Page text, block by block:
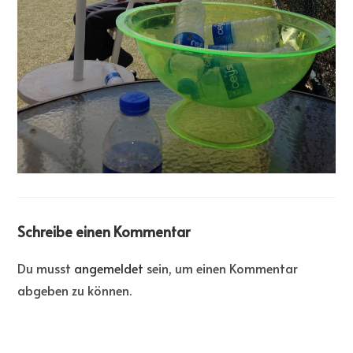
Schreibe einen Kommentar
Du musst angemeldet sein, um einen Kommentar
abgeben zu können.